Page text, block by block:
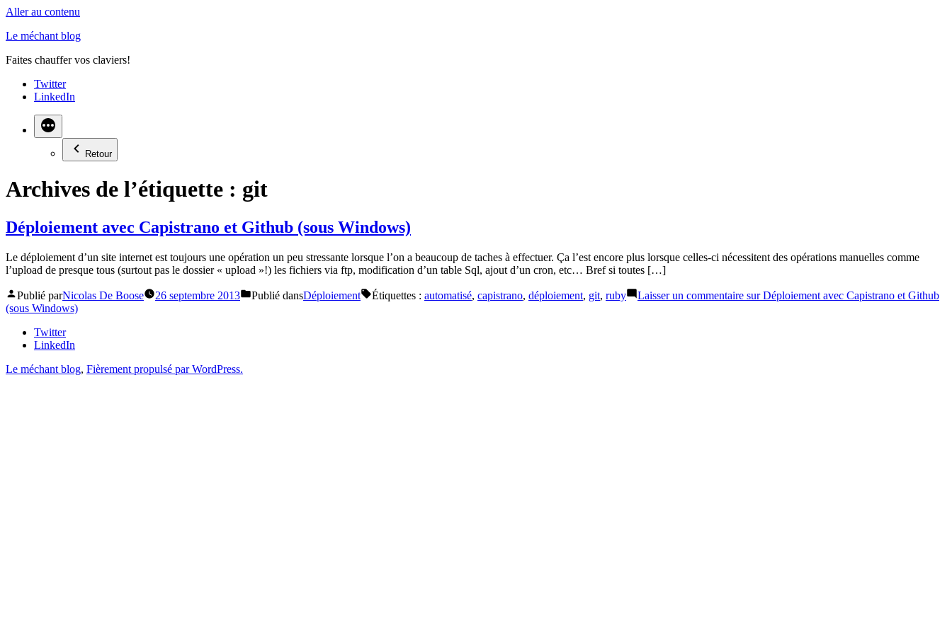
Aller au contenu
Le méchant blog
Faites chauffer vos claviers!
Twitter
LinkedIn
Retour
Archives de l’étiquette : git
Déploiement avec Capistrano et Github (sous Windows)
Le déploiement d’un site internet est toujours une opération un peu stressante lorsque l’on a beaucoup de taches à effectuer. Ça l’est encore plus lorsque celles-ci nécessitent des opérations manuelles comme
l’upload de presque tous (surtout pas le dossier « upload »!) les fichiers via ftp, modification d’un table Sql, ajout d’un cron, etc… Bref si toutes […]
Publié parNicolas De Boose 26 septembre 2013 Publié dansDéploiement Étiquettes : automatisé, capistrano, déploiement, git, ruby Laisser un commentaire sur Déploiement avec Capistrano et Github
(sous Windows)
Twitter
LinkedIn
Le méchant blog, Fièrement propulsé par WordPress.